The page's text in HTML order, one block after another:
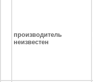
производитель
неизвестен